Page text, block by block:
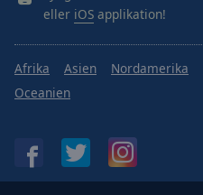
eller iOS applikation!
Afrika Asien Nordamerika
Oceanien